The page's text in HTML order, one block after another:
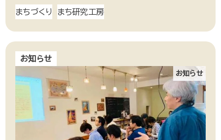
まちづくり まち研究工房
お知らせ
お知らせ